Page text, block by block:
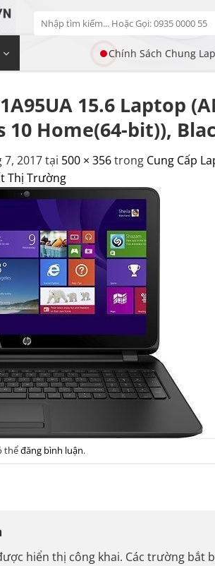
Tìm
kiếm:
Chính Sách Chung
15.6 Laptop
10 Home(64-bit)),
7, 2017tại 500 × 356trong Cung Cấp
Thị Trường
thểđăng bình luận.
hiển thị công khai. Các trường bắt